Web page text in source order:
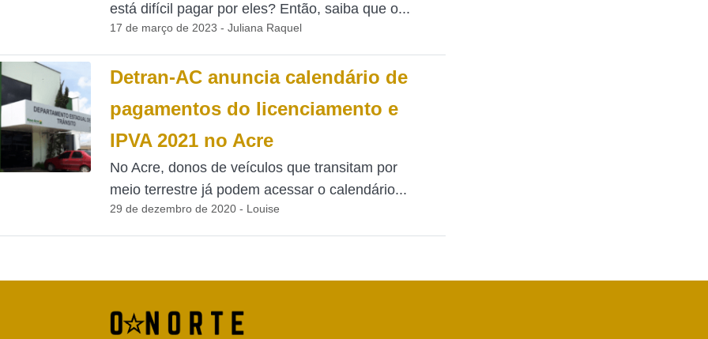
está difícil pagar por eles? Então, saiba que o...
17 de março de 2023 - Juliana Raquel
Detran-AC anuncia calendário de
pagamentos do licenciamento e
IPVA 2021 no Acre
No Acre, donos de veículos que transitam por
meio terrestre já podem acessar o calendário...
29 de dezembro de 2020 - Louise